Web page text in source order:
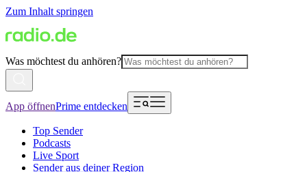
Zum Inhalt springen
Was möchtest du anhören?
App öffnenPrime entdecken
Top Sender
Podcasts
Live Sport
Sender aus deiner Region